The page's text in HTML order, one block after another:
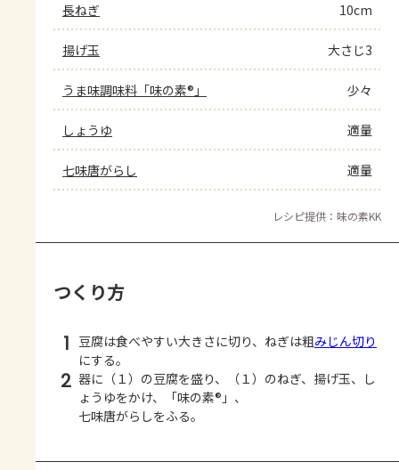
長ねぎ 10cm
揚げ玉 大さじ3
うま味調味料「味の素®」 少々
しょうゆ 適量
七味唐がらし 適量
レシピ提供：味の素KK
つくり方
1 豆腐は食べやすい大きさに切り、ねぎは粗みじん切り
にする。
2 器に（１）の豆腐を盛り、（１）のねぎ、揚げ玉、し
ょうゆをかけ、「味の素®」、
七味唐がらしをふる。